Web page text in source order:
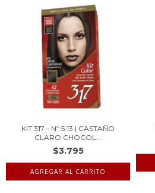
KIT 317 - Nº 5.13 | CASTAÑO
CLARO CHOCOL...
$3.795